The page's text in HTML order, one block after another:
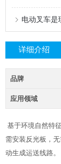
电动叉车是
详细介绍
品牌
应用领域
基于环境自然特
需安装反光板，
动生成运送线路。